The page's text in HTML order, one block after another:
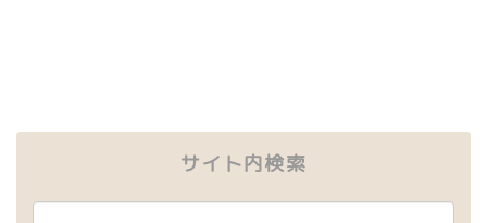
サイト内検索